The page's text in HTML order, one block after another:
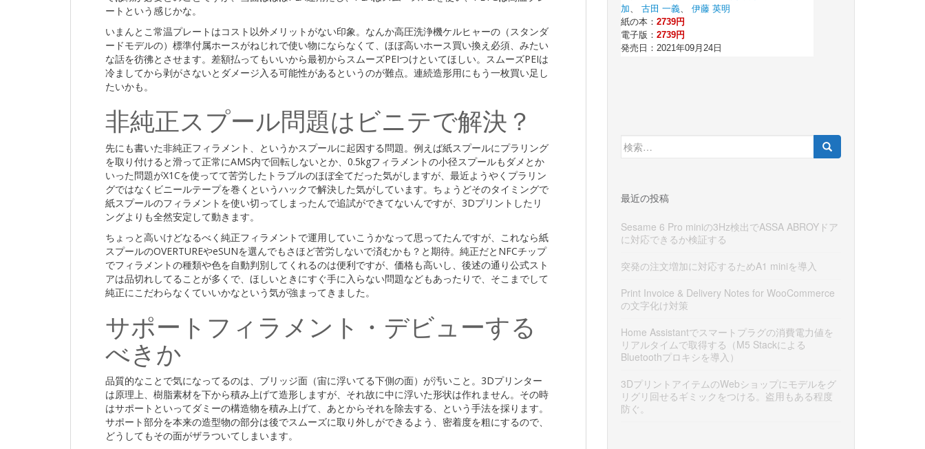
ートという感じかな。
いまんとこ常温プレートはコスト以外メリットがない印象。なんか高圧洗浄機ケルヒャーの（スタンダ
ードモデルの）標準付属ホースがねじれで使い物にならなくて、ほぼ高いホース買い換え必須、みたい
な話を彷彿とさせます。差額払ってもいいから最初からスムーズPEIつけといてほしい。スムーズPEIは
冷ましてから剥がさないとダメージ入る可能性があるというのが難点。連続造形用にもう一枚買い足し
たいかも。
非純正スプール問題はビニテで解決？
先にも書いた非純正フィラメント、というかスプールに起因する問題。例えば紙スプールにプラリング
を取り付けると滑って正常にAMS内で回転しないとか、0.5kgフィラメントの小径スプールもダメとか
いった問題がX1Cを使ってて苦労したトラブルのほぼ全てだった気がしますが、最近ようやくプラリン
グではなくビニールテープを巻くというハックで解決した気がしています。ちょうどそのタイミングで
紙スプールのフィラメントを使い切ってしまったんで追試ができてないんですが、3Dプリントしたリ
ングよりも全然安定して動きます。
ちょっと高いけどなるべく純正フィラメントで運用していこうかなって思ってたんですが、これなら紙
スプールのOVERTUREやeSUNを選んでもさほど苦労しないで済むかも？と期待。純正だとNFCチップ
でフィラメントの種類や色を自動判別してくれるのは便利ですが、価格も高いし、後述の通り公式スト
アは品切れしてることが多くで、ほしいときにすぐ手に入らない問題などもあったりで、そこまでして
純正にこだわらなくていいかなという気が強まってきました。
サポートフィラメント・デビューする
べきか
品質的なことで気になってるのは、ブリッジ面（宙に浮いてる下側の面）が汚いこと。3Dプリンター
は原理上、樹脂素材を下から積み上げて造形しますが、それ故に中に浮いた形状は作れません。その時
はサポートといってダミーの構造物を積み上げて、あとからそれを除去する、という手法を採ります。
サポート部分を本来の造型物の部分は後でスムーズに取り外しができるよう、密着度を粗にするので、
どうしてもその面がザラついてしまいます。
検
索:
最近の投稿
Sesame 6 Pro miniの3Hz検出でASSA ABROYドア
に対応できるか検証する
突発の注文増加に対応するためA1 miniを導入
Print Invoice & Delivery Notes for WooCommerce
の文字化け対策
Home Assistantでスマートプラグの消費電力値を
リアルタイムで取得する（M5 Stackによる
Bluetoothプロキシを導入）
3DプリントアイテムのWebショップにモデルをグ
リグリ回せるギミックをつける。盗用もある程度
防ぐ。